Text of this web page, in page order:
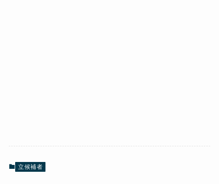
立候補者